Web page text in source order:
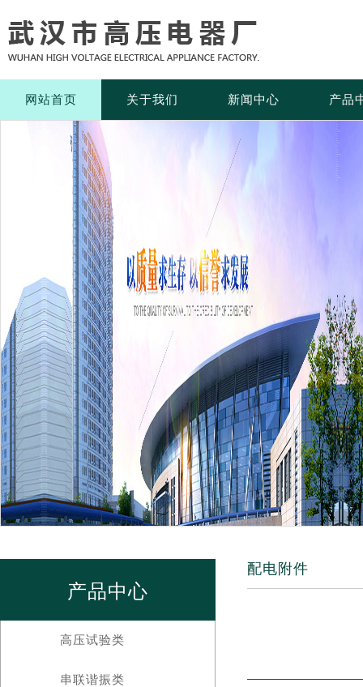
网站首页 关于我们 新闻中心 产品
产品中心
高压试验类
串联谐振类
配电附件